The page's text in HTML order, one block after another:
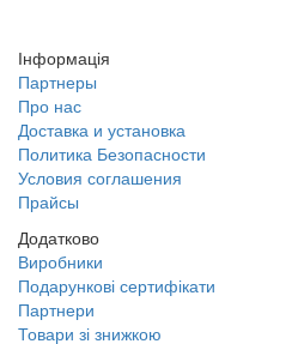
Інформація
Партнеры
Про нас
Доставка и установка
Политика Безопасности
Условия соглашения
Прайсы
Додатково
Виробники
Подарункові сертифікати
Партнери
Товари зі знижкою